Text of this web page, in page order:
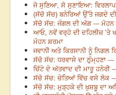
ਜੋ ਸੁਣਿਆ, ਸੋ ਸੁਣਾਇਆ: ਵਿਰਲਾਪ
(ਸੱਚੋ ਸੱਚ) ਬਨੇਰਿਆਂ ਉੱਤੇ ਜਗਦੇ
ਸੱਚੋ ਸੱਚ: ਜੰਗਲ ਦੀ ਅੱਗ --- ਮੋਹਨ
ਆਓ, ਨਵੇਂ ਵਰ੍ਹੇ ਦੀ ਦਹਿਲੀਜ਼ ’ਤੇ
ਮੋਹਨ ਸ਼ਰਮਾ
ਜਵਾਨੀ ਅਤੇ ਕਿਰਸਾਨੀ ਨੂੰ ਨਿਗਲ
ਸੱਚੋ ਸੱਚ: ਧਰਵਾਸੇ ਦਾ ਠੁੰਮ੍ਹਣਾ
ਚਿੱਟੇ ਦੇ ਅੱਤਵਾਦ ਦੀ ਮਾਰੂ ਹਨੇਰੀ
ਸੱਚੋ ਸੱਚ: ਚੇਤਿਆਂ ਵਿੱਚ ਵਸੇ ਲੋਕ
ਸੱਚੋ ਸੱਚ: ਮੁੜ੍ਹਕੇ ਦੀ ਖੁਸ਼ਬੂ ਦਾ